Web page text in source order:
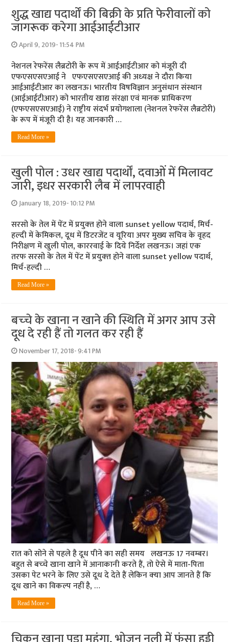
शुद्ध खाद्य पदार्थों की बिक्री के प्रति फेरीवालों को
जागरूक करेगा आईआईटीआर
April 9, 2019- 11:54 PM
नेशनल रेफरेंस लैब्रटोरी के रूप में आईआईटीआर को मंजूरी दी
एफएसएसएआई ने एफएसएसएआई की अध्‍यक्ष ने दौरा किया
आईआईटीआर का लखनऊ। भारतीय विषविज्ञान अनुसंधान संस्थान
(आईआईटीआर) को भारतीय खाद्य संरक्षा एवं मानक प्राधिकरण
(एफएसएसएआई) ने राष्ट्रीय संदर्भ प्रयोगशाला (नेशनल रेफरेंस लैब्रटोरी)
के रूप में मंजूरी दी है। यह जानकारी …
Read More »
खुली पोल : उधर खाद्य पदार्थों, दवाओं में मिलावट
जारी, इधर सरकारी लैब में लापरवाही
January 18, 2019- 10:12 PM
सरसो के तेल में पेंट में प्रयुक्‍त होने वाला sunset yellow पदार्थ, मिर्च-
हल्‍दी में केमिकल, दूध में डिटरजेंट व यूरिया अपर मुख्‍य सचिव के वृहद
निरीक्षण में खुली पोल, काररवाई के दिये निर्देश लखनऊ। जहां एक
तरफ सरसो के तेल में पेंट में प्रयुक्‍त होने वाला sunset yellow पदार्थ,
मिर्च-हल्‍दी …
Read More »
बच्‍चे के खाना न खाने की स्थिति में अगर आप उसे
दूध दे रही हैं तो गलत कर रही हैं
November 17, 2018- 9:41 PM
रात को सोने से पहले है दूध पीने का सही समय लखनऊ 17 नवम्‍बर।
बहुत से बच्‍चे खाना खाने में आनाकानी करते हैं, तो ऐसे में माता-पिता
उसका पेट भरने के लिए उसे दूध दे देते हैं लेकिन क्‍या आप जानते हैं कि
दूध खाने का विकल्‍प नहीं है, …
Read More »